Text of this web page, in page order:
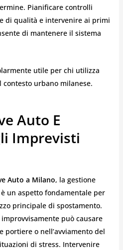
Pianificare controlli
di qualità e intervenire ai primi
di mantenere il sistema
utile per chi utilizza
contesto urbano milanese.
Auto E
Imprevisti
Auto a Milano, la gestione
un aspetto fondamentale per
principale di spostamento.
può causare
portiere o nell’avviamento del
di stress. Intervenire